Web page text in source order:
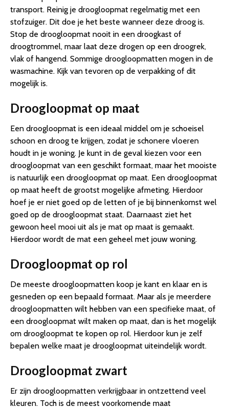
transport. Reinig je droogloopmat regelmatig met een
stofzuiger. Dit doe je het beste wanneer deze droog is.
Stop de droogloopmat nooit in een droogkast of
droogtrommel, maar laat deze drogen op een droogrek,
vlak of hangend. Sommige droogloopmatten mogen in de
wasmachine. Kijk van tevoren op de verpakking of dit
mogelijk is.
Droogloopmat op maat
Een droogloopmat is een ideaal middel om je schoeisel
schoon en droog te krijgen, zodat je schonere vloeren
houdt in je woning. Je kunt in de geval kiezen voor een
droogloopmat van een geschikt formaat, maar het mooiste
is natuurlijk een droogloopmat op maat. Een droogloopmat
op maat heeft de grootst mogelijke afmeting. Hierdoor
hoef je er niet goed op de letten of je bij binnenkomst wel
goed op de droogloopmat staat. Daarnaast ziet het
gewoon heel mooi uit als je mat op maat is gemaakt.
Hierdoor wordt de mat een geheel met jouw woning.
Droogloopmat op rol
De meeste droogloopmatten koop je kant en klaar en is
gesneden op een bepaald formaat. Maar als je meerdere
droogloopmatten wilt hebben van een specifieke maat, of
een droogloopmat wilt maken op maat, dan is het mogelijk
om droogloopmat te kopen op rol. Hierdoor kun je zelf
bepalen welke maat je droogloopmat uiteindelijk wordt.
Droogloopmat zwart
Er zijn droogloopmatten verkrijgbaar in ontzettend veel
kleuren. Toch is de meest voorkomende maat